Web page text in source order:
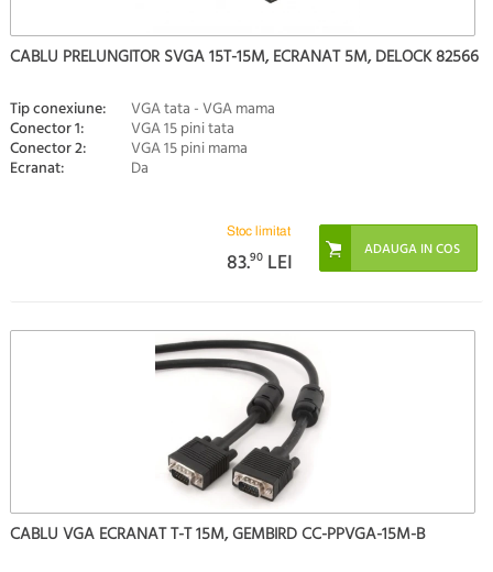
CABLU PRELUNGITOR SVGA 15T-15M, ECRANAT 5M, DELOCK 82566
Tip conexiune: VGA tata - VGA mama
Conector 1: VGA 15 pini tata
Conector 2: VGA 15 pini mama
Ecranat: Da
Stoc limitat
83.90 LEI
CABLU VGA ECRANAT T-T 15M, GEMBIRD CC-PPVGA-15M-B